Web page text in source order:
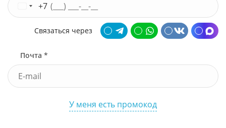
+7
Связаться через
Почта *
У меня есть промокод